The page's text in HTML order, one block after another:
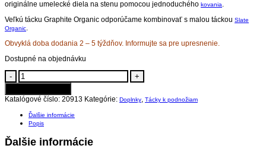
originálne umelecké diela na stenu pomocou jednoduchého kovania
Veľkú tácku Graphite Organic odporúčame kombinovať s malou táckou Slate
Organic
Obvyklá doba dodania 2 – 5 týždňov. Informujte sa pre upresnenie.
Dostupné na objednávku
Veľká
tácka
Organic
-
+
Katalógové číslo: 20913 Kategórie: Doplnky Tácky k podnožiam
Ďalšie informácie
Popis
Ďalšie informácie